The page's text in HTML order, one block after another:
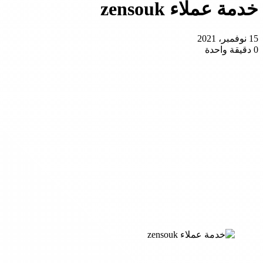
خدمة عملاء zensouk
15 نوفمبر، 2021
0 دقيقة واحدة